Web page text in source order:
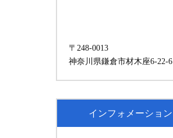
〒248-0013
神奈川県鎌倉市材木座6-22-6
インフォメーション